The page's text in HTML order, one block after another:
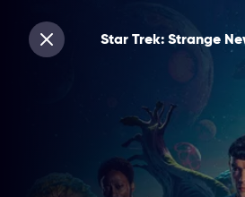
Sluiten
Star Trek: Strange